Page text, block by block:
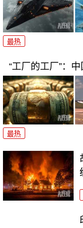
最热
“工厂的工厂”：
最热